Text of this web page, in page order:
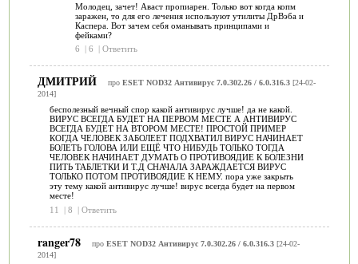
Молодец, зачет! Аваст пропиарен. Только вот когда копм
заражен, то для его лечения используют утилиты ДрВэба и
Каспера. Вот зачем себя оманывать принципами и
фейками?
6
| 6 | Ответить
ДМИТРИЙ про ESET NOD32 Антивирус 7.0.302.26 / 6.0.316.3[24-02-
2014]
бесполезный вечный спор какой антивирус лучше! да не какой.
ВИРУС ВСЕГДА БУДЕТ НА ПЕРВОМ МЕСТЕ А АНТИВИРУС
ВСЕГДА БУДЕТ НА ВТОРОМ МЕСТЕ! ПРОСТОЙ ПРИМЕР
КОГДА ЧЕЛОВЕК ЗАБОЛЕЕТ ПОДХВАТИЛ ВИРУС НАЧИНАЕТ
БОЛЕТЬ ГОЛОВА ИЛИ ЕЩЁ ЧТО НИБУДЬ ТОЛЬКО ТОГДА
ЧЕЛОВЕК НАЧИНАЕТ ДУМАТЬ О ПРОТИВОЯДИЕ К БОЛЕЗНИ
ПИТЬ ТАБЛЕТКИ И Т.Д СНАЧАЛА ЗАРАЖДАЕТСЯ ВИРУС
ТОЛЬКО ПОТОМ ПРОТИВОЯДИЕ К НЕМУ. пора уже закрыть
эту тему какой антивирус лучше! вирус всегда будет на первом
месте!
11
| 8 | Ответить
ranger78 про ESET NOD32 Антивирус 7.0.302.26 / 6.0.316.3[24-02-
2014]